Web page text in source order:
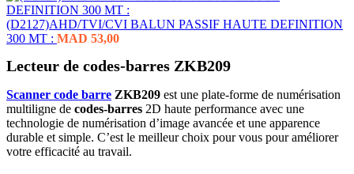
(D2127)AHD/TVI/CVI BALUN PASSIF HAUTE DEFINITION
300 MT : MAD 53,00
Lecteur de codes-barres ZKB209
Scanner code barre ZKB209 est une plate-forme de numérisation
multiligne de codes-barres 2D haute performance avec une
technologie de numérisation d’image avancée et une apparence
durable et simple. C’est le meilleur choix pour vous pour améliorer
votre efficacité au travail.